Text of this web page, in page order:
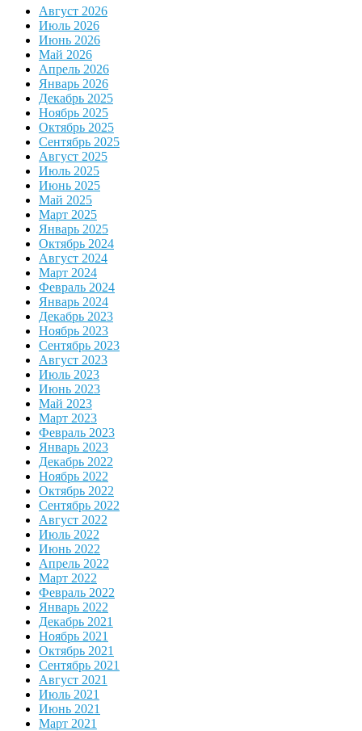
Август 2026
Июль 2026
Июнь 2026
Май 2026
Апрель 2026
Январь 2026
Декабрь 2025
Ноябрь 2025
Октябрь 2025
Сентябрь 2025
Август 2025
Июль 2025
Июнь 2025
Май 2025
Март 2025
Январь 2025
Октябрь 2024
Август 2024
Март 2024
Февраль 2024
Январь 2024
Декабрь 2023
Ноябрь 2023
Сентябрь 2023
Август 2023
Июль 2023
Июнь 2023
Май 2023
Март 2023
Февраль 2023
Январь 2023
Декабрь 2022
Ноябрь 2022
Октябрь 2022
Сентябрь 2022
Август 2022
Июль 2022
Июнь 2022
Апрель 2022
Март 2022
Февраль 2022
Январь 2022
Декабрь 2021
Ноябрь 2021
Октябрь 2021
Сентябрь 2021
Август 2021
Июль 2021
Июнь 2021
Март 2021